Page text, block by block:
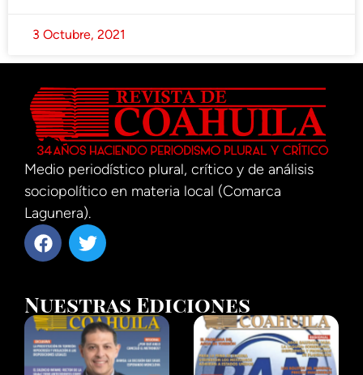
3 Octubre, 2021
Medio periodístico plural, crítico y de análisis
sociopolítico en materia local (Comarca
Lagunera).
Nuestras Ediciones